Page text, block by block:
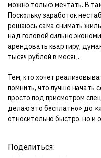
можно только мечтать. В
Поскольку заработок
решаюсь сама снимать
над головой сильно
арендовать квартиру,
тысяч рублей в месяц.
Тем, кто хочет
помнить, что лучше начать
просто под присмотром
делаю это бесплатно» до
относительно быстро, но и
Поделиться: